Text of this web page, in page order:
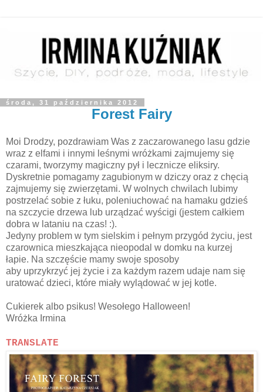
środa, 31 października 2012
Forest Fairy
Moi Drodzy, pozdrawiam Was z zaczarowanego lasu gdzie
wraz z elfami i innymi leśnymi wróżkami zajmujemy się
czarami, tworzymy magiczny pył i lecznicze eliksiry.
Dyskretnie pomagamy zagubionym w dziczy oraz z chęcią
zajmujemy się zwierzętami. W wolnych chwilach lubimy
postrzelać sobie z łuku, poleniuchować na hamaku gdzieś
na szczycie drzewa lub urządzać wyścigi (jestem całkiem
dobra w lataniu na czas! :).
Jedyny problem w tym sielskim i pełnym przygód życiu, jest
czarownica mieszkająca nieopodal w domku na kurzej
łapie. Na szczęście mamy swoje sposoby
aby uprzykrzyć jej życie i za każdym razem udaje nam się
uratować dzieci, które miały wylądować w jej kotle.
Cukierek albo psikus! Wesołego Halloween!
Wróżka Irmina
TRANSLATE